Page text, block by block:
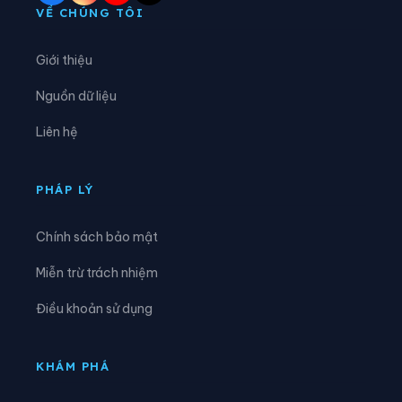
Xã Đông Cuông
Xã Lâm Giang
Xã Mù Cang Chải
VỀ CHÚNG TÔI
Giới thiệu
Nguồn dữ liệu
Liên hệ
PHÁP LÝ
Chính sách bảo mật
Miễn trừ trách nhiệm
Điều khoản sử dụng
KHÁM PHÁ